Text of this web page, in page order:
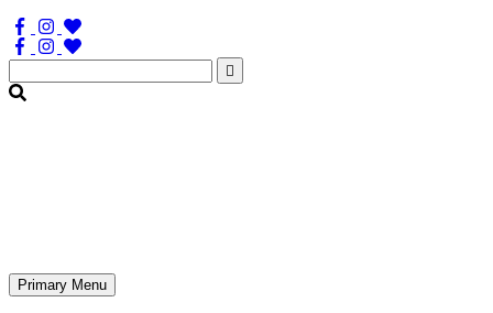
Søg
efter:
Primary Menu